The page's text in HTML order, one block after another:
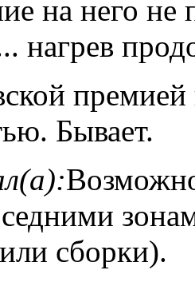
на него не
нагрев
премией
Бывает.
сборки).